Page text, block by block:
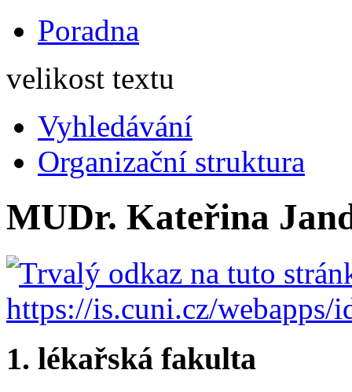
Poradna
velikost textu
Vyhledávání
Organizační struktura
MUDr. Kateřina
1. lékařská fakulta